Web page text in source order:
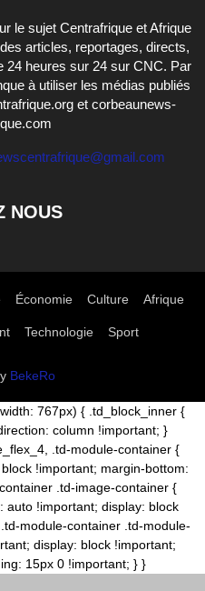
le sujet Centrafrique et Afrique
articles, reportages, directs,
24 heures sur 24 sur CNC. Par
à utiliser les médias publiés
et corbeaunews-
NOUS
Économie Culture Afrique
Technologie Sport
BekeRo
767px) { .td_block_inner {
column !important; }
.td-module-container {
!important; margin-bottom:
.td-image-container {
auto !important; display: block
module-container .td-module-
display: block !important;
15px 0 !important; } }